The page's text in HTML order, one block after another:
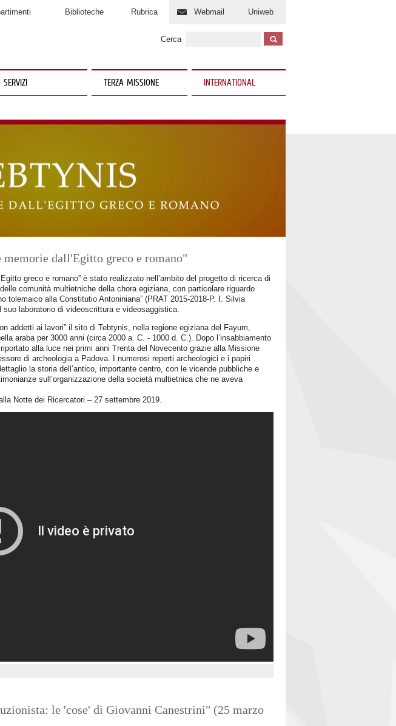
Biblioteche Rubrica Webmail Uniweb
Cerca
SERVIZI TERZA MISSIONE INTERNATIONAL
dall'Egitto greco e romano"
greco e romano” è stato realizzato nell’ambito del progetto di ricerca di
comunità multietniche della chora egiziana, con particolare riguardo
tolemaico alla Constitutio Antoniniana” (PRAT 2015-2018-P. I. Silvia
laboratorio di videoscrittura e videosaggistica.
addetti ai lavori” il sito di Tebtynis, nella regione egiziana del Fayum,
araba per 3000 anni (circa 2000 a. C. - 1000 d. C.). Dopo l’insabbiamento
alla luce nei primi anni Trenta del Novecento grazie alla Missione
di archeologia a Padova. I numerosi reperti archeologici e i papiri
la storia dell’antico, importante centro, con le vicende pubbliche e
sull’organizzazione della società multietnica che ne aveva
Notte dei Ricercatori – 27 settembre 2019.
le 'cose' di Giovanni Canestrini" (25 marzo